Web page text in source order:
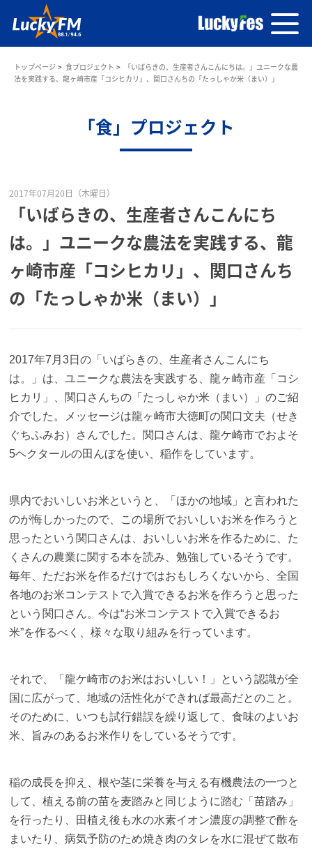
トップページ 食プロジェクト
「いばらきの、生産者さんこんにちは。」ユニークな農
法を実践する、龍ヶ崎市産「コシヒカリ」、関口さんちの「たっしゃか米（まい）」
「食」プロジェクト
2017年07月20日（木曜日）
「いばらきの、生産者さんこんにち
は。」ユニークな農法を実践する、龍
ヶ崎市産「コシヒカリ」、関口さんち
の「たっしゃか米（まい）」
2017年7月3日の「いばらきの、生産者さんこんにち
は。」は、ユニークな農法を実践する、龍ヶ崎市産「コシ
ヒカリ」、関口さんちの「たっしゃか米（まい）」のご紹
介でした。メッセージは龍ヶ崎市大徳町の関口文夫（せき
ぐちふみお）さんでした。関口さんは、龍ケ崎市でおよそ
5ヘクタールの田んぼを使い、稲作をしています。
県内でおいしいお米というと、「ほかの地域」と言われた
のが悔しかったので、この場所でおいしいお米を作ろうと
思ったという関口さんは、おいしいお米を作るために、た
くさんの農業に関する本を読み、勉強しているそうです。
毎年、ただお米を作るだけではおもしろくないから、全国
各地のお米コンテストで入賞できるお米を作ろうと思った
という関口さん。今は“お米コンテストで入賞できるお
米”を作るべく、様々な取り組みを行っています。
それで、「龍ケ崎市のお米はおいしい！」という認識が全
国に広がって、地域の活性化ができれば最高だとのこと。
そのために、いつも試行錯誤を繰り返して、食味のよいお
米、旨みのあるお米作りをしているそうです。
稲の成長を抑え、根や茎に栄養を与える有機農法の一つと
して、植える前の苗を麦踏みと同じように踏む「苗踏み」
を行ったり、田植え後も水の水素イオン濃度の調整で酢を
まいたり、病気予防のため焼き肉のタレを水に混ぜて散布